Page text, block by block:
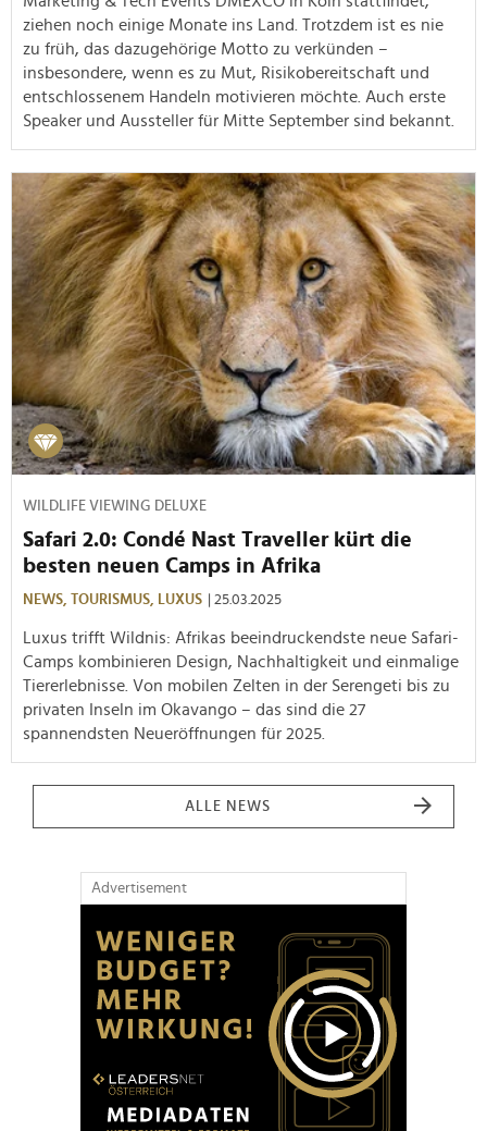
ziehen noch einige Monate ins Land. Trotzdem ist es nie
zu früh, das dazugehörige Motto zu verkünden –
insbesondere, wenn es zu Mut, Risikobereitschaft und
entschlossenem Handeln motivieren möchte. Auch erste
Speaker und Aussteller für Mitte September sind bekannt.
WILDLIFE VIEWING DELUXE
Safari 2.0: Condé Nast Traveller kürt die
besten neuen Camps in Afrika
NEWS, TOURISMUS, LUXUS | 25.03.2025
Luxus trifft Wildnis: Afrikas beeindruckendste neue Safari-
Camps kombinieren Design, Nachhaltigkeit und einmalige
Tiererlebnisse. Von mobilen Zelten in der Serengeti bis zu
privaten Inseln im Okavango – das sind die 27
spannendsten Neueröffnungen für 2025.
ALLE NEWS
Advertisement